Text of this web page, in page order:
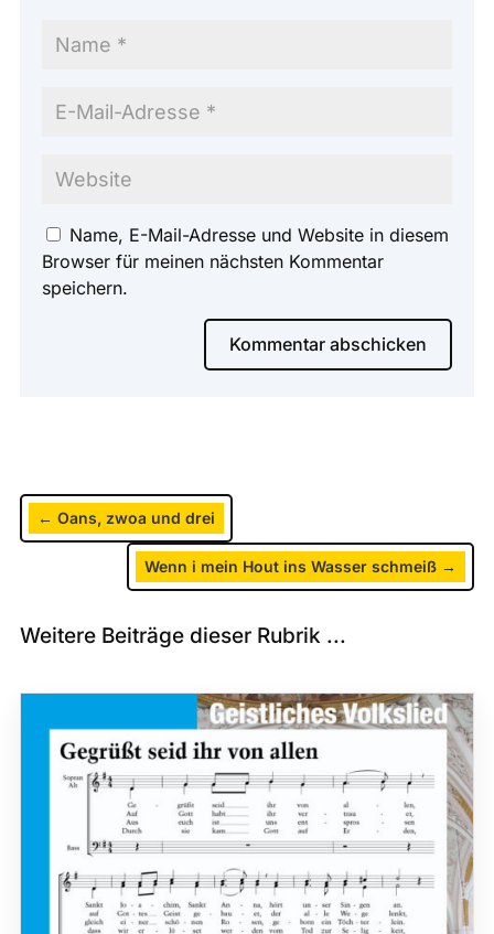
Name, E-Mail-Adresse und Website in diesem
Browser für meinen nächsten Kommentar
speichern.
Kommentar abschicken
← Oans, zwoa und drei
Wenn i mein Hout ins Wasser schmeiß →
Weitere Beiträge dieser Rubrik ...